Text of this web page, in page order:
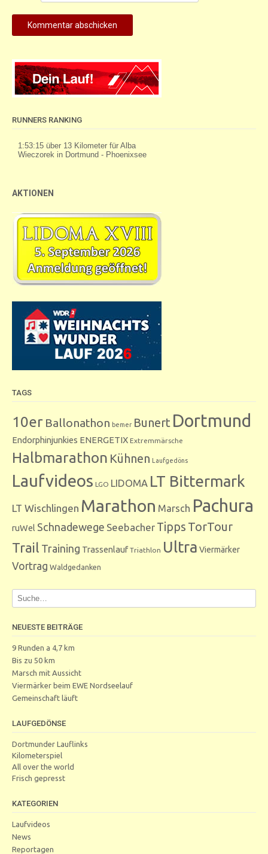
RUNNERS RANKING
AKTIONEN
TAGS
10er Ballonathon bemer Bunert Dortmund
Endorphinjunkies ENERGETIX Extremmärsche
Halbmarathon Kühnen Laufgedöns
Laufvideos LGO LIDOMA LT Bittermark
LT Wischlingen Marathon Marsch Pachura
ruWel Schnadewege Seebacher Tipps TorTour
Trail Training Trassenlauf Triathlon Ultra Viermärker
Vortrag Waldgedanken
NEUESTE BEITRÄGE
9 Runden a 4,7 km
Bis zu 50 km
Marsch mit Aussicht
Viermärker beim EWE Nordseelauf
Gemeinschaft läuft
LAUFGEDÖNSE
Dortmunder Lauflinks
Kilometerspiel
All over the world
Frisch gepresst
KATEGORIEN
Laufvideos
News
Reportagen